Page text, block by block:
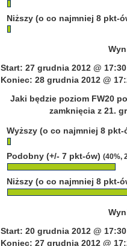
Niższy (o co najmniej 8 pkt-
Start: 27 grudnia 2012 @ 17:30
Koniec: 28 grudnia 2012 @
Jaki będzie poziom FW20
zamknięcia z 21.
Wyższy (o co najmniej 8
Podobny (+/- 7 pkt-ów) (40%,
Niższy (o co najmniej 8 pkt-
Start: 20 grudnia 2012 @ 17:30
Koniec: 27 grudnia 2012 @